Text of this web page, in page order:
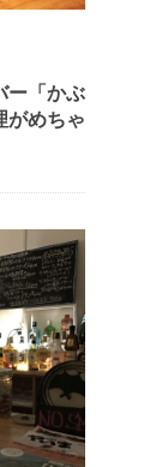
ー「かぶ
がめちゃ